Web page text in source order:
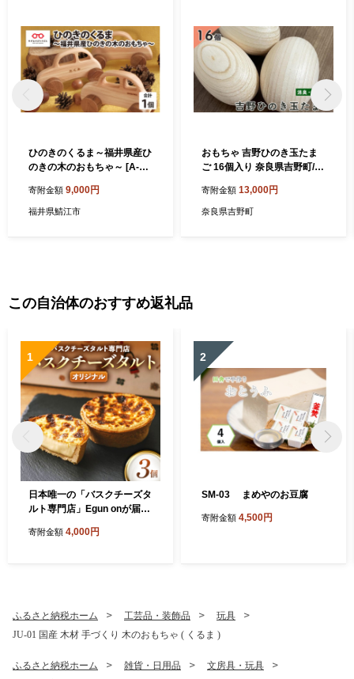
ひのきのくるま～福井県産ひ
のきの木のおもちゃ～ [A-06
寄附金額 9,000円
福井県鯖江市
おもちゃ 吉野ひのき玉たま
ご 16個入り 奈良県吉野町/株
001] おもちゃ 玩具 トイ 木の
おもちゃ 木の玩具 木製玩具
寄附金額 13,000円
奈良県吉野町
この自治体のおすすめ返礼品
1
日本唯一の「バスクチーズタ
ルト専門店」Egun onが届け
オリジナル 3個 VT-83 ス
寄附金額 4,000円
2
SM-03 まめやのお豆腐
寄附金額 4,500円
ふるさと納税ホーム 工芸品・装飾品
玩具
JU-01 国産 木材 手づくり 木のおもちゃ ( くるま )
ふるさと納税ホーム 雑貨・日用品
文房具・玩具